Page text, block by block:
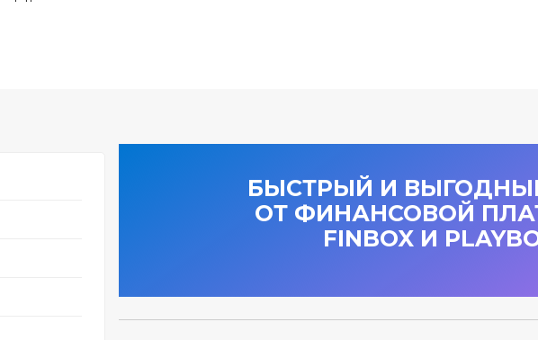
БЫСТРЫЙ И
ОТ ФИНАНСОВОЙ
FINBOX И